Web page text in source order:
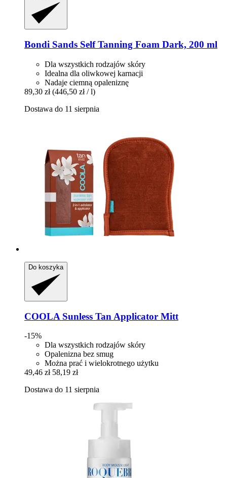
Bondi Sands Self Tanning Foam Dark, 200 ml
Dla wszystkich rodzajów skóry
Idealna dla oliwkowej karnacji
Nadaje ciemną opaleniznę
89,30 zł (446,50 zł / l)
Dostawa do 11 sierpnia
Do koszyka
COOLA Sunless Tan Applicator Mitt
-15%
Dla wszystkich rodzajów skóry
Opalenizna bez smug
Można prać i wielokrotnego użytku
49,46 zł 58,19 zł
Dostawa do 11 sierpnia